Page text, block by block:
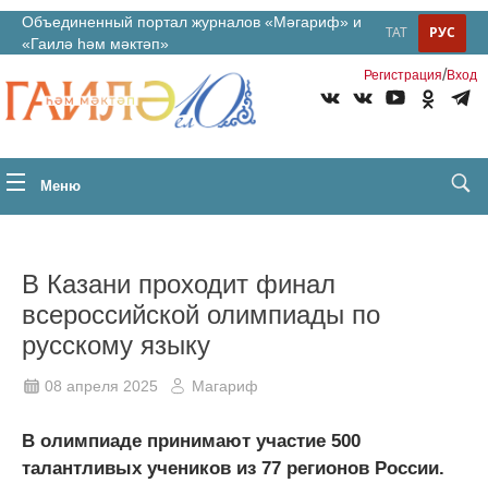
Объединенный портал журналов «Мәгариф» и
«Гаилә һәм мәктәп»
РУС
ТАТ
Регистрация/Вход
Меню
В Казани проходит финал
всероссийской олимпиады по
русскому языку
08 апреля 2025 Магариф
В олимпиаде принимают участие 500
талантливых учеников из 77 регионов России.